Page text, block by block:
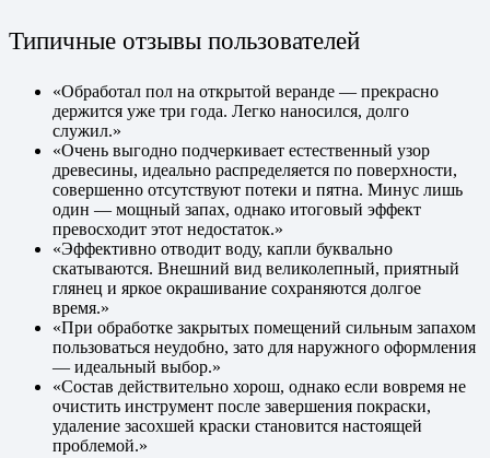
Типичные отзывы пользователей
«Обработал пол на открытой веранде — прекрасно
держится уже три года. Легко наносился, долго
служил.»
«Очень выгодно подчеркивает естественный узор
древесины, идеально распределяется по поверхности,
совершенно отсутствуют потеки и пятна. Минус лишь
один — мощный запах, однако итоговый эффект
превосходит этот недостаток.»
«Эффективно отводит воду, капли буквально
скатываются. Внешний вид великолепный, приятный
глянец и яркое окрашивание сохраняются долгое
время.»
«При обработке закрытых помещений сильным запахом
пользоваться неудобно, зато для наружного оформления
— идеальный выбор.»
«Состав действительно хорош, однако если вовремя не
очистить инструмент после завершения покраски,
удаление засохшей краски становится настоящей
проблемой.»